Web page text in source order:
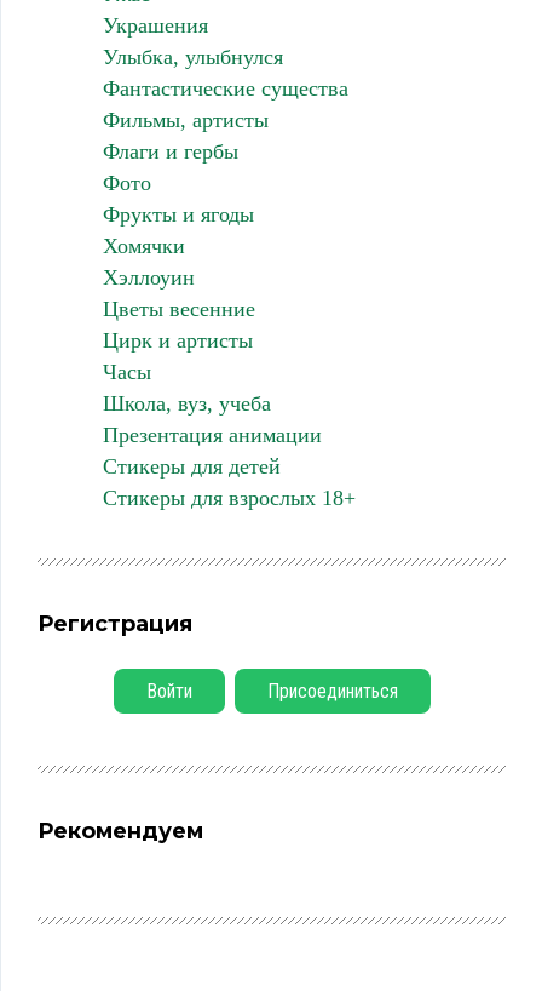
Украшения
Улыбка, улыбнулся
Фантастические существа
Фильмы, артисты
Флаги и гербы
Фото
Фрукты и ягоды
Хомячки
Хэллоуин
Цветы весенние
Цирк и артисты
Часы
Школа, вуз, учеба
Презентация анимации
Стикеры для детей
Стикеры для взрослых 18+
Регистрация
Войти Присоединиться
Рекомендуем